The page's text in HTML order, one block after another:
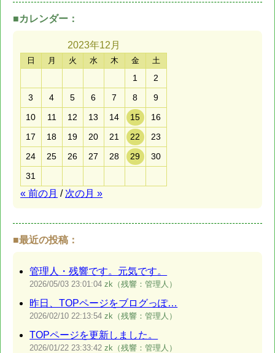
■カレンダー：
2023年12月
日 月 火 水 木 金 土
1
2
3
4 5 6 7 8
9
10
11 12 13 14 15
16
17
18 19 20 21 22
23
24
25 26 27 28 29
30
31
« 前の月 / 次の月 »
■最近の投稿：
管理人・残響です。元気です。
2026/05/03 23:01:04 zk（残響：管理人）
昨日、TOPページをブログっぽ…
2026/02/10 22:13:54 zk（残響：管理人）
TOPページを更新しました。
2026/01/22 23:33:42 zk（残響：管理人）